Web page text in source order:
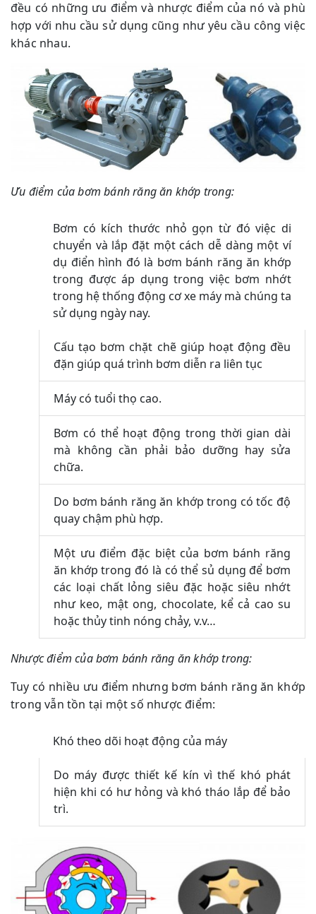
đều có những ưu điểm và nhược điểm của nó và phù
hợp với nhu cầu sử dụng cũng như yêu cầu công việc
khác nhau.
Ưu điểm của bơm bánh răng ăn khớp trong:
Bơm có kích thước nhỏ gọn từ đó việc di
chuyển và lắp đặt một cách dễ dàng một ví
dụ điển hình đó là bơm bánh răng ăn khớp
trong được áp dụng trong việc bơm nhớt
trong hệ thống động cơ xe máy mà chúng ta
sử dụng ngày nay.
Cấu tạo bơm chặt chẽ giúp hoạt động đều
đặn giúp quá trình bơm diễn ra liên tục
Máy có tuổi thọ cao.
Bơm có thể hoạt động trong thời gian dài
mà không cần phải bảo dưỡng hay sửa
chữa.
Do bơm bánh răng ăn khớp trong có tốc độ
quay chậm phù hợp.
Một ưu điểm đặc biệt của bơm bánh răng
ăn khớp trong đó là có thể sủ dụng để bơm
các loại chất lỏng siêu đặc hoặc siêu nhớt
như keo, mật ong, chocolate, kể cả cao su
hoặc thủy tinh nóng chảy, v.v…
Nhược điểm của bơm bánh răng ăn khớp trong:
Tuy có nhiều ưu điểm nhưng bơm bánh răng ăn khớp
trong vẫn tồn tại một số nhược điểm:
Khó theo dõi hoạt động của máy
Do máy được thiết kế kín vì thế khó phát
hiện khi có hư hỏng và khó tháo lắp để bảo
trì.